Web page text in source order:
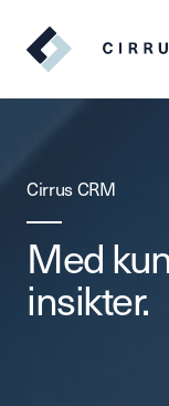
Cirrus CRM
Med
insikter.